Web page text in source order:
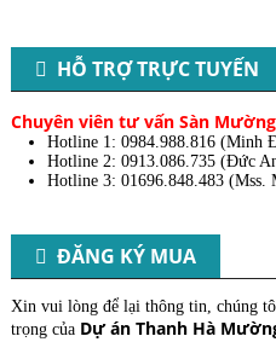
HỖ TRỢ TRỰC TUYẾN
Chuyên viên tư vấn Sàn
Hotline 1: 0984.988.816 (Minh
Hotline 2: 0913.086.735 (Đức
Hotline 3:
ĐĂNG KÝ MUA
Xin vui lòng để lại thông tin, chúng
trọng của Dự án Thanh Hà